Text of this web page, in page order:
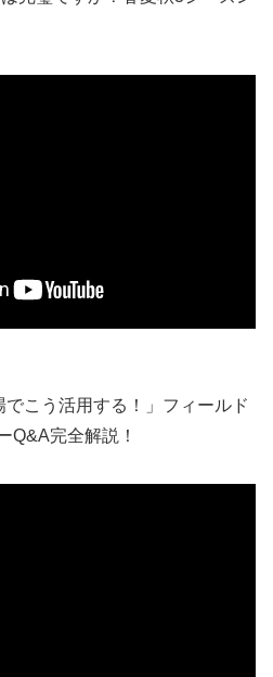
こう活用する！」フィールド
Q&A完全解説！